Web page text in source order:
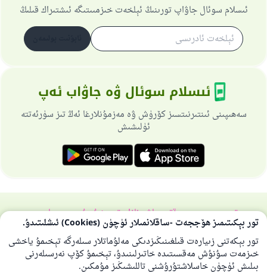
ئىسلام سوئال جاۋاپ تورىنىڭ ئېلخەت خىزمىىتىگە ئىشتىراك قىلىڭ
ئىسلام سوئال ۋە جاۋاب ئەپ
سەھىپىنى ئىنتىرنىتسىز كۆرۈش ۋە مەزمۇنلارغا ئەڭ تىز سۈرئەتتە
ئۈلىشىش
تورسەھىپىسى ھەققىدەباش نازارەتچىخۇسۇسىي سىياسەت
بارلىق ھوقۇق ئىسلام سوئال-جاۋاپ تورىغا مەنسۇپتۇر 1997-2025 ©
تور بېكىتىمىز ھۆججەت -ساقلانمىلار ئۈچۈن (Cookies) ئىشلىتىدۇ.
تور بېكەتنى زىيارەت قىلغىنىڭىزدىكى مەلۇماتلار سىلەرگە تېخىمۇ ياخشى
خىزمەت سۇنۇش مەقسىتىدە خاتىرلىنىدۇ، تېخىمۇ كۆپ نەرسىلەرنى
بىلىش ئۈچۈن خاسلاشتۇرۇشنى تاللىشىڭىز مۇمكىن.